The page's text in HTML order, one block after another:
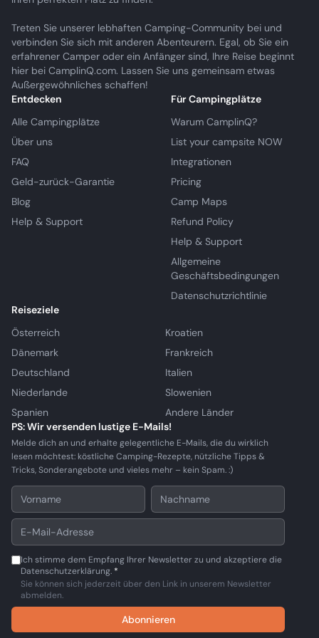
Treten Sie unserer lebhaften Camping-Community bei und
verbinden Sie sich mit anderen Abenteurern. Egal, ob Sie ein
erfahrener Camper oder ein Anfänger sind, Ihre Reise beginnt
hier bei CamplinQ.com. Lassen Sie uns gemeinsam etwas
Außergewöhnliches schaffen!
Entdecken
Alle Campingplätze
Über uns
FAQ
Geld-zurück-Garantie
Blog
Help & Support
Für Campingplätze
Warum CamplinQ?
List your campsite NOW
Integrationen
Pricing
Camp Maps
Refund Policy
Help & Support
Allgemeine
Geschäftsbedingungen
Datenschutzrichtlinie
Reiseziele
Österreich
Kroatien
Dänemark
Frankreich
Deutschland
Italien
Niederlande
Slowenien
Spanien
Andere Länder
PS: Wir versenden lustige E-Mails!
Melde dich an und erhalte gelegentliche E-Mails, die du wirklich
lesen möchtest: köstliche Camping-Rezepte, nützliche Tipps &
Tricks, Sonderangebote und vieles mehr – kein Spam. :)
Ich stimme dem Empfang Ihrer Newsletter zu und akzeptiere die
Datenschutzerklärung. *
Sie können sich jederzeit über den Link in unserem Newsletter
abmelden.
Abonnieren